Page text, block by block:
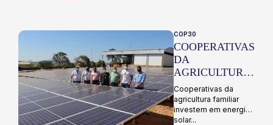
COP30
COOPERATIVAS
DA
AGRICULTURA
FAMILIAR
investem em
energia solar
Cooperativas da
agricultura familiar
investem em energia
solar...